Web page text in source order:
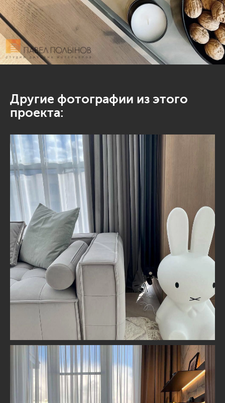
Другие фотографии из этого
проекта: